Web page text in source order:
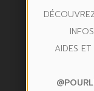
AIDES